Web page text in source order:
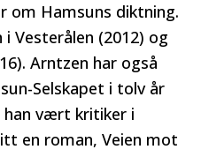
om Hamsuns diktning.
Vesterålen (2012) og
Arntzen har også
Selskapet i tolv år
han vært kritiker i
en roman, Veien mot